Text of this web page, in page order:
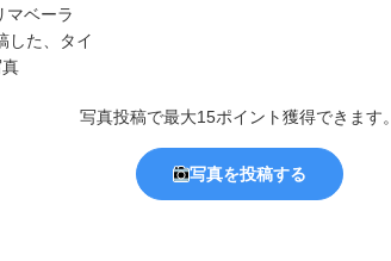
写真投稿で最大15ポイント獲得できます。
写真を投稿する